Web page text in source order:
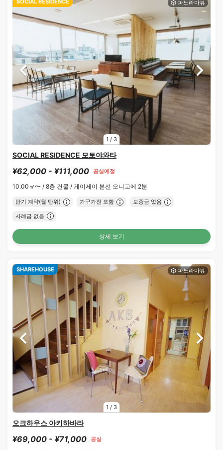
1 / 3
SOCIAL RESIDENCE
SOCIAL RESIDENCE 모토야와타
¥62,000 - ¥111,000 공실예정
10.00㎡〜 / 8층 건물 / 게이세이 본선 오니고에 2분
단기 계약(월 단위) 가구가전 포함 보증금 없음
사례금 없음
상세 보기
1 / 3
SHAREHOUSE
오크하우스 아키하바라
¥69,000 - ¥71,000 공실